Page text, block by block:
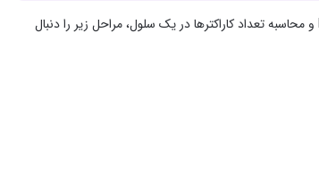
text متن یا آدرس سلولی است که می خواهید تعداد کاراکترهای آن را محاسبه کنید. برای اضافه کردن تابع LEN و محاسبه تعداد کاراکترها در یک سلول، مراحل زیر را دنبال